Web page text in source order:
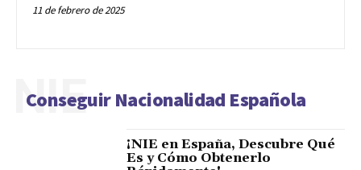
11 de febrero de 2025
Conseguir Nacionalidad Española
NIE
¡NIE en España, Descubre Qué
Es y Cómo Obtenerlo